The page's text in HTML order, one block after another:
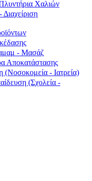
Χαλιών
- Μασάζ
Αποκατάστασης
(Νοσοκομεία - Ιατρεία)
(Σχολεία -